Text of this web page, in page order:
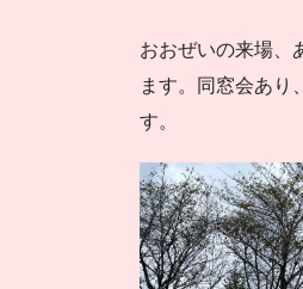
おおぜいの来場、
ます。同窓会あり
す。